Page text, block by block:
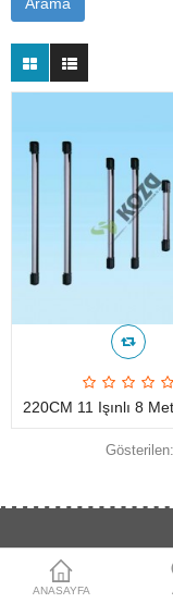
Yangın Alarm
PDKS Sistemleri
Access Giriş Kontrol
Plaka Tanıma Sistemi
Akıllı Ev Sistemleri
Ürün Güvenlik
Aksiyon Kameraları
ANASAYFA